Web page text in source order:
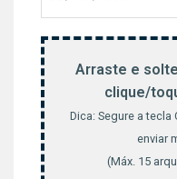
Arraste e
clique/
Dica: Segure a tecla
enviar
(Máx. 15